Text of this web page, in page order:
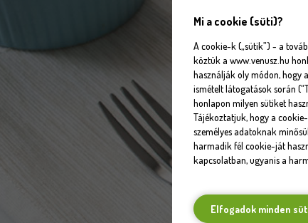
Mi a cookie (süti)?
A cookie-k („sütik”) - a
köztük a www.venusz.hu
használják oly módon, hogy
ismételt látogatások során
honlapon milyen sütiket
Tájékoztatjuk, hogy a
személyes adatoknak
harmadik fél cookie-ját
kapcsolatban, ugyanis a
Elfogadok minden